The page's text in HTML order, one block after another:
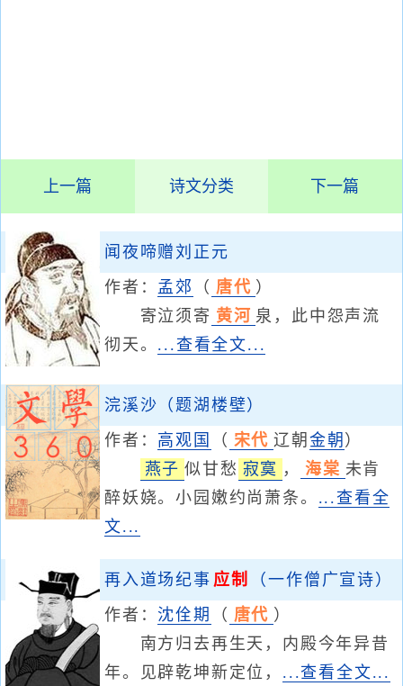
上一篇 诗文分类 下一篇
闻夜啼赠刘正元
作者： 孟郊 （ 唐代 ）
寄泣须寄 黄河 泉，此中怨声流
彻天。 ...查看全文...
浣溪沙（题湖楼壁）
作者： 高观国 （ 宋代 辽朝 金朝 ）
燕子 似甘愁 寂寞 ， 海棠 未肯
醉妖娆。小园嫩约尚萧条。 ...查看全
文...
再入道场纪事 应制
（一作僧广宣诗）
作者： 沈佺期 （ 唐代 ）
南方归去再生天，内殿今年异昔
年。见辟乾坤新定位， ...查看全文...